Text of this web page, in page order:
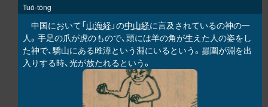
Tuó-tōng
中国において「山海経 」の中山経に言及されているの神の一
人。手足の爪が虎のもので、頭には羊の角が生えた人の姿をし
た神で、驕山にある雎漳という淵にいるという。 𧕛圍が淵を出
入りする時、光が放たれるという。